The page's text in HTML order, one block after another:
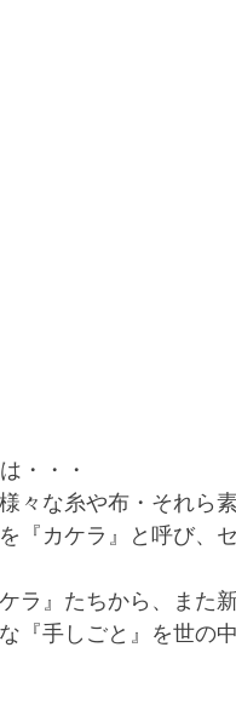
・・・
々な糸や布・それら
『カケラ』と呼び、
ラ』たちから、また
『手しごと』を世の